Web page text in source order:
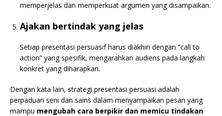
memperjelas dan memperkuat argumen yang disampaikan.
Ajakan bertindak yang jelas
Setiap presentasi persuasif harus diakhiri dengan “call to
action” yang spesifik, mengarahkan audiens pada langkah
konkret yang diharapkan.
Dengan kata lain, strategi presentasi persuasi adalah
perpaduan seni dan sains dalam menyampaikan pesan yang
mampu mengubah cara berpikir dan memicu tindakan